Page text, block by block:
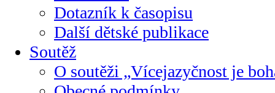
Dotazník k časopisu
Další dětské publikace
Soutěž
O soutěži „Vícejazyčnost je